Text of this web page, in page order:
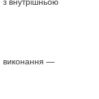
виконання —